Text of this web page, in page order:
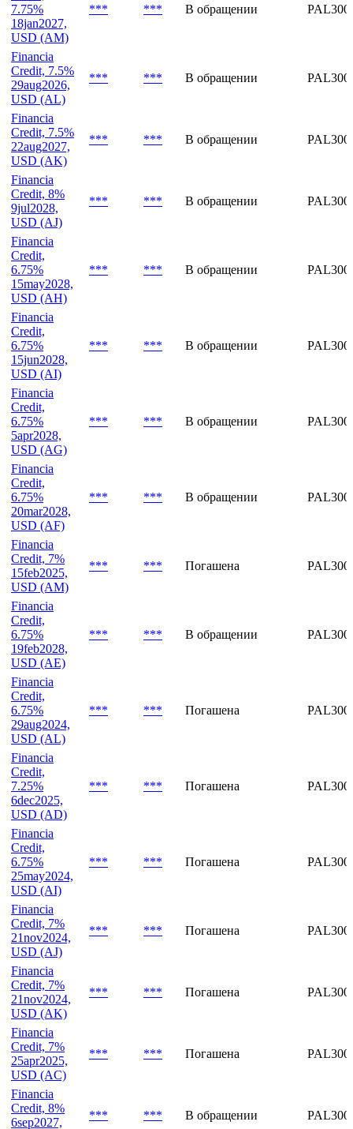
USD (AO)
Financia
Credit,
7.75%
18jan2027,
USD (AM)
Financia
Credit, 7.5%
29aug2026,
USD (AL)
*** *** В обращении
Financia
Credit, 7.5%
22aug2027,
USD (AK)
*** *** В обращении
Financia
Credit, 8%
9jul2028,
USD (AJ)
Financia
Credit,
6.75%
15may2028,
USD (AH)
Financia
Credit,
6.75%
15jun2028,
USD (AI)
Financia
Credit,
6.75%
5apr2028,
USD (AG)
Financia
Credit,
6.75%
20mar2028,
USD (AF)
Financia
Credit, 7%
15feb2025,
USD (AM)
Financia
Credit,
6.75%
19feb2028,
USD (AE)
Financia
Credit,
6.75%
29aug2024,
USD (AL)
Financia
Credit,
7.25%
6dec2025,
USD (AD)
Financia
Credit,
6.75%
25may2024,
USD (AI)
Financia
Credit, 7%
21nov2024,
USD (AJ)
*** *** Погашена
Financia
Credit, 7%
21nov2024,
USD (AK)
*** *** Погашена
Financia
Credit, 7%
25apr2025,
*** *** Погашена